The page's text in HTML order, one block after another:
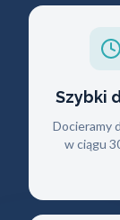
Szybki
Docieramy
w ciągu